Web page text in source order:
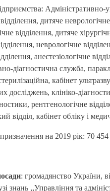
Адміністративно-
дитяче
відділення, дитяче
неврологічне
анестезіологічне
діагностична служба,
кабінет
досліджень, клініко-
рентгенологічне
відділ, кабінет обліку і
на 2019 рік: 70
: громадянство України,
знань ,,Управління та